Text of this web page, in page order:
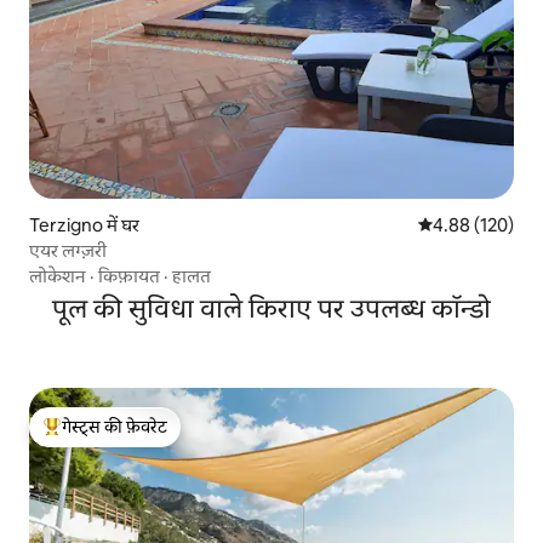
Terzigno में घर औसत रेटिंग 5 में से
4.88 (120)
एयर लग्ज़री
लोकेशन ·किफ़ायत ·हालत
पूल की सुविधा वाले किराए पर उपलब्ध कॉन्डो
गेस्ट्स का टॉप फ़ेवरेट
गेस्ट्स की फ़ेवरेट